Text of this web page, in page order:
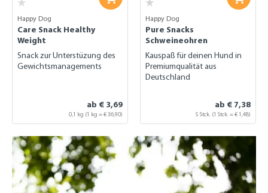
Happy Dog
Care Snack Healthy
Weight
Snack zur Unterstüzung des
Gewichtsmanagements
ab € 3,69
0,1 kg (1 kg = € 36,90)
Happy Dog
Pure Snacks
Schweineohren
Kauspaß für deinen Hund in
Premiumqualität aus
Deutschland
ab € 7,38
5 Stck. (1 Stck. = € 1,48)